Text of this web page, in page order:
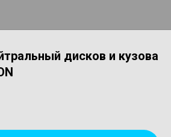
дисков и кузова